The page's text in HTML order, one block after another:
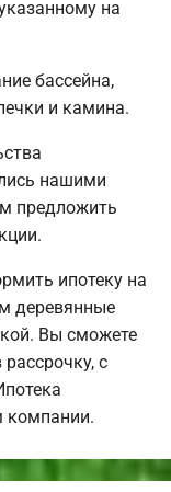
на
бассейна,
и камина.
нашими
предложить
ипотеку на
деревянные
Вы сможете
с
компании.